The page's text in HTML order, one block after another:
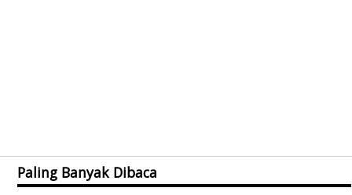
Paling Banyak Dibaca